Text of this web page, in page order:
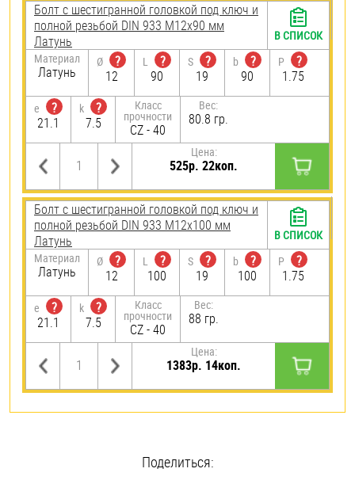
Болт с шестигранной головкой под ключ и
полной резьбой DIN 933 М12х90 мм
Латунь
Материал
Латунь
Ø
?
12
L
?
90
S
?
19
b
?
90
P
?
1.75
e
?
21.1
k
?
7.5
Класс
прочности
CZ - 40
Вес:
80.8 гр.
Цена:
525р. 22коп.
В СПИСОК
Болт с шестигранной головкой под ключ и
полной резьбой DIN 933 М12х100 мм
Латунь
Материал
Латунь
Ø
?
12
L
?
100
S
?
19
b
?
100
P
?
1.75
e
?
21.1
k
?
7.5
Класс
прочности
CZ - 40
Вес:
88 гр.
Цена:
1383р. 14коп.
В СПИСОК
Поделиться: